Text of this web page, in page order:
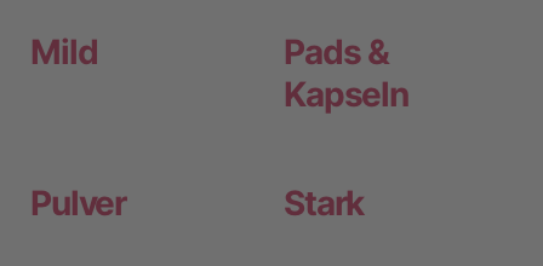
Mild
Pads &
Kapseln
Pulver Stark